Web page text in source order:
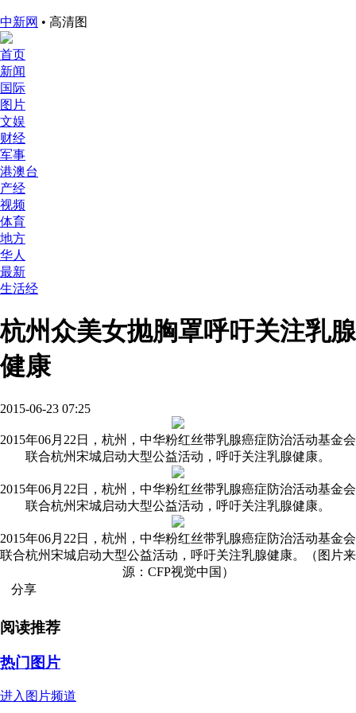
中新网 • 高清图
首页
新闻
国际
图片
文娱
财经
军事
港澳台
产经
视频
体育
地方
华人
最新
生活经
杭州众美女抛胸罩呼吁关注乳腺
健康
2015-06-23 07:25
2015年06月22日，杭州，中华粉红丝带乳腺癌症防治活动基金会
联合杭州宋城启动大型公益活动，呼吁关注乳腺健康。
2015年06月22日，杭州，中华粉红丝带乳腺癌症防治活动基金会
联合杭州宋城启动大型公益活动，呼吁关注乳腺健康。
2015年06月22日，杭州，中华粉红丝带乳腺癌症防治活动基金会
联合杭州宋城启动大型公益活动，呼吁关注乳腺健康。（图片来
源：CFP视觉中国）
分享
阅读推荐
热门图片
进入图片频道